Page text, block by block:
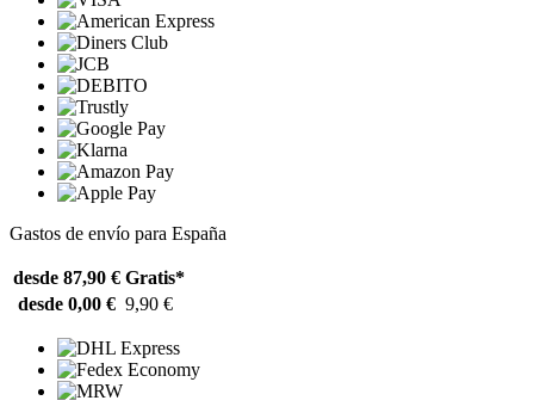
Gastos de envío para España
desde 87,90 € Gratis*
desde 0,00 € 9,90 €